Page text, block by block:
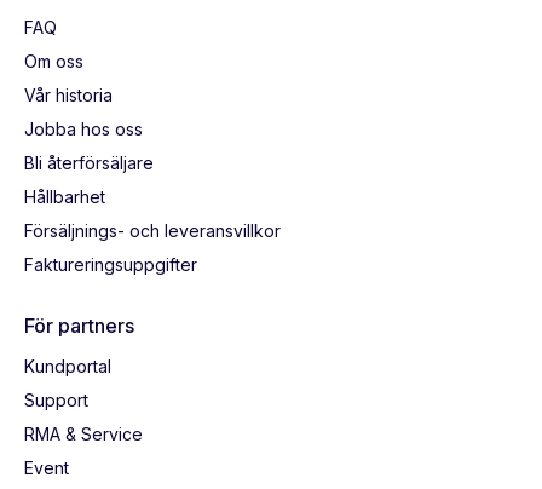
FAQ
Om oss
Vår historia
Jobba hos oss
Bli återförsäljare
Hållbarhet
Försäljnings- och leveransvillkor
Faktureringsuppgifter
För partners
Kundportal
Support
RMA & Service
Event